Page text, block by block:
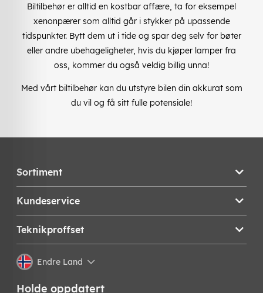
Biltilbehør er alltid en kostbar affære, ta for eksempel
xenonpærer som alltid går i stykker på upassende
tidspunkter. Bytt dem ut i tide og spar deg selv for bøter
eller andre ubehageligheter, hvis du kjøper lamper fra
oss, kommer du også veldig billig unna!
Med vårt biltilbehør kan du utstyre bilen din akkurat som
du vil og få sitt fulle potensiale!
Sortiment
Kundeservice
Teknikproffset
Endre Land
Holde oppdatert